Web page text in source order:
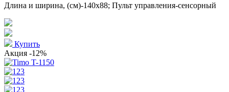
Длина и ширина, (см)-140x88; Пульт управления-сенсорный
Купить
Акция -12%